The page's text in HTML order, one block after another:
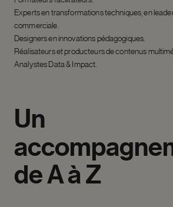
Experts en transformations techniques, en
commerciale.
Designers en innovations pédagogiques.
Réalisateurs et producteurs de contenus
Analystes Data & Impact.
Un
deAàZ